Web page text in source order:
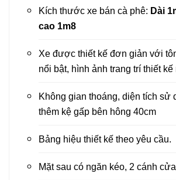
Kích thước xe bán cà phê: Dài
cao 1m8
Xe được thiết kế đơn giản với
nổi bật, hình ảnh trang trí thiết kế
Không gian thoáng, diện tích sử
thêm kệ gấp bên hông 40cm
Bảng hiệu thiết kế theo yêu cầu.
Mặt sau có ngăn kéo, 2 cánh